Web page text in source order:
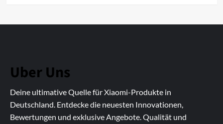
Uber Uns
Deine ultimative Quelle für Xiaomi-Produkte in
Deutschland. Entdecke die neuesten Innovationen,
Bewertungen und exklusive Angebote. Qualität und